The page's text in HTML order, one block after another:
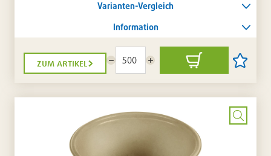
Varianten-Vergleich
Information
zum artikel
Menge
reduzieren
Menge
erhöhen
In
den
Artikel
/
Bild